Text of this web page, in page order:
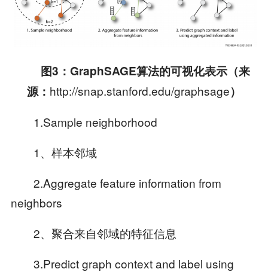
图3 ： GraphSAGE算法的可视化表示（来
源： http://snap.stanford.edu/graphsage）
1.Sample neighborhood
1、样本邻域
2.Aggregate feature information from
neighbors
2、聚合来自邻域的特征信息
3.Predict graph context and label using